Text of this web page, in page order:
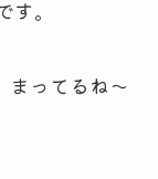
。
ってるね～